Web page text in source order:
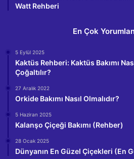
Watt Rehberi
En Çok
5 Eylül 2025
Kaktüs Rehberi: Kaktüs Bakımı
Çoğaltılır?
27 Aralık 2022
Orkide Bakımı Nasıl Olmalıdır?
5 Haziran 2025
Kalanşo Çiçeği Bakımı (Rehber)
28 Ocak 2025
Dünyanın En Güzel Çiçekleri (En